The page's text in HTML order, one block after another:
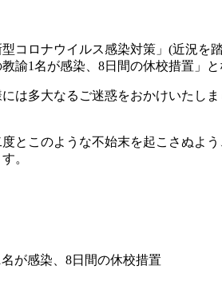
コロナウイルス感染対策」(近況
諭1名が感染、8日間の休校措置」と
は多大なるご迷惑をおかけいたし
とこのような不始末を起こさぬよ
。
が感染、8日間の休校措置